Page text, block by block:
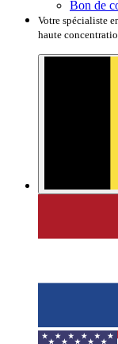
Bon de
Votre spécialiste
haute